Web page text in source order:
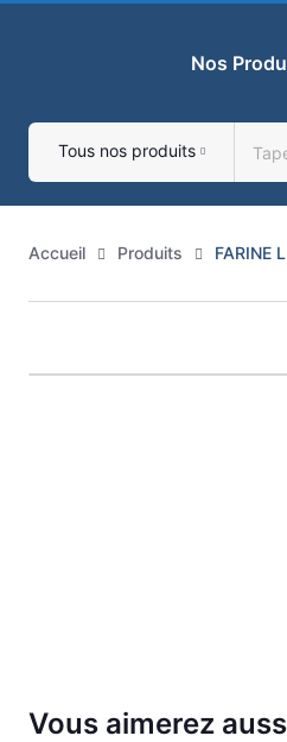
Nos
Tous nos produits
Accueil Produits FARINE
Vous aimerez